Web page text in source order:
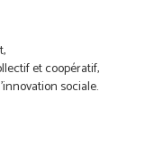
et coopératif,
sociale.